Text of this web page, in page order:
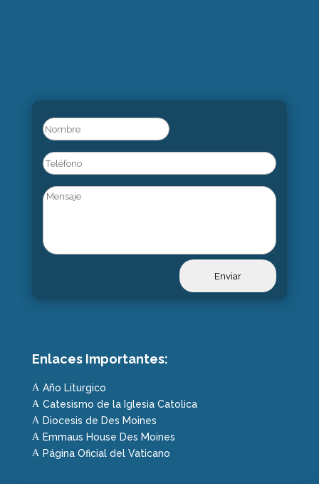
Name Nombre
Phone
Untitled
Enlaces Importantes:
A Año Liturgico
A Catesismo de la Iglesia Catolica
A Diocesis de Des Moines
A Emmaus House Des Moines
A Página Oficial del Vaticano